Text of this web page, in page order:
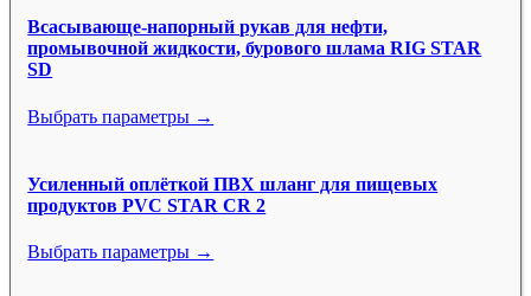
Всасывающе-напорный рукав для нефти,
промывочной жидкости, бурового шлама RIG STAR
SD
Выбрать параметры →
Усиленный оплёткой ПВХ шланг для пищевых
продуктов PVC STAR CR 2
Выбрать параметры →